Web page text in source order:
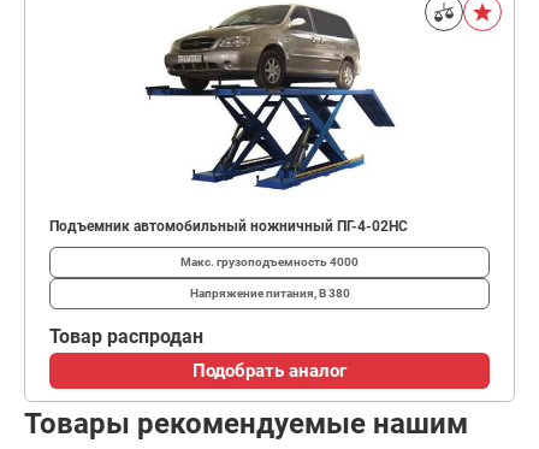
Подъемник автомобильный ножничный ПГ-4-02HС
Макс. грузоподъемность4000
Напряжение питания, В380
Товар распродан
Подобрать аналог
Товары рекомендуемые нашим